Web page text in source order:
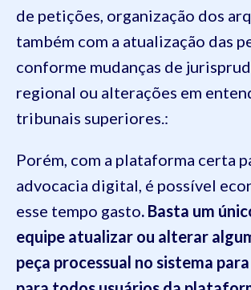
de petições, organização dos
também com a atualização das
conforme mudanças de
regional ou alterações em
tribunais superiores.:
Porém, com a plataforma certa
advocacia digital, é possível
esse tempo gasto. Basta um
equipe atualizar ou alterar
peça processual no sistema